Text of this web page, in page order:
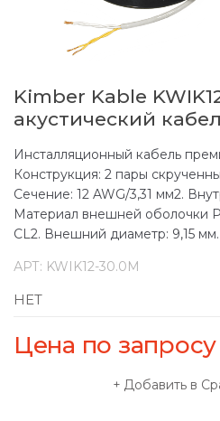
Kimber Kable
акустический
Инсталляционный кабель
Конструкция: 2 пары
Сечение: 12 AWG/3,31 мм2.
Материал внешней оболочки
CL2. Внешний диаметр: 9,15 мм.
АРТ: KWIK12-30.0M
НЕТ
Цена по запросу
Добавить в